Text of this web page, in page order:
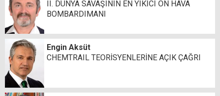
II. DÜNYA SAVAŞININ EN YIKICI ON HAVA
BOMBARDIMANI
Engin Aksüt
CHEMTRAIL TEORİSYENLERİNE AÇIK ÇAĞRI